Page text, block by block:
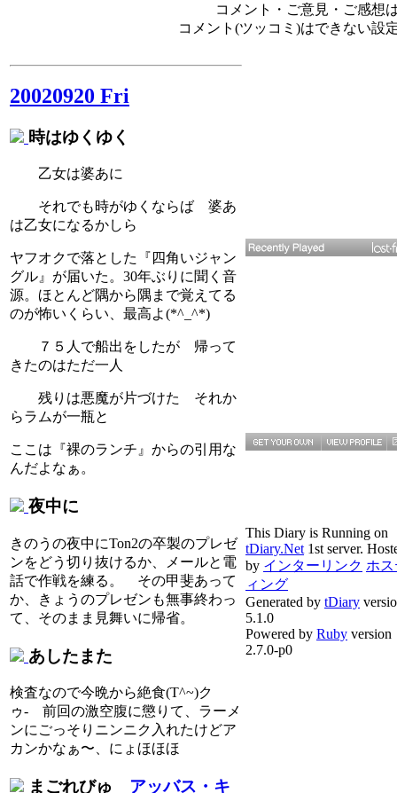
コメント・ご意見・ご感想
コメント(ツッコミ)はできない設
20020920 Fri
時はゆくゆく
乙女は婆あに
それでも時がゆくならば 婆あ
は乙女になるかしら
ヤフオクで落とした『四角いジャン
グル』が届いた。30年ぶりに聞く音
源。ほとんど隅から隅まで覚えてる
のが怖いくらい、最高よ(*^_^*)
７５人で船出をしたが 帰って
きたのはただ一人
残りは悪魔が片づけた それか
らラムが一瓶と
ここは『裸のランチ』からの引用な
んだよなぁ。
夜中に
きのうの夜中にTon2の卒製のプレゼ
ンをどう切り抜けるか、メールと電
話で作戦を練る。 その甲斐あって
か、きょうのプレゼンも無事終わっ
て、そのまま見舞いに帰省。
あしたまた
検査なので今晩から絶食(T^~)ク
ゥ- 前回の激空腹に懲りて、ラーメ
ンにごっそりニンニク入れたけどア
カンかなぁ〜、にょほほほ
まごれびゅ アッバス・キ
This Diary is Running on
tDiary.Net 1st server.
by インターリンク ホ
ィング
Generated by tDiary
5.1.0
Powered by Ruby version
2.7.0-p0